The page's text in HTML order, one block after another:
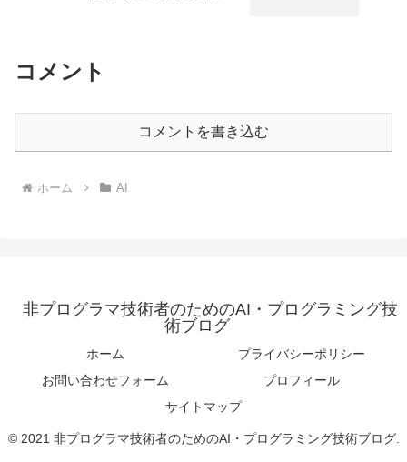
コメント
コメントを書き込む
ホーム AI
非プログラマ技術者のためのAI・プログラミング技
術ブログ
ホーム
プライバシーポリシー
お問い合わせフォーム
プロフィール
サイトマップ
© 2021 非プログラマ技術者のためのAI・プログラミング技術ブログ.